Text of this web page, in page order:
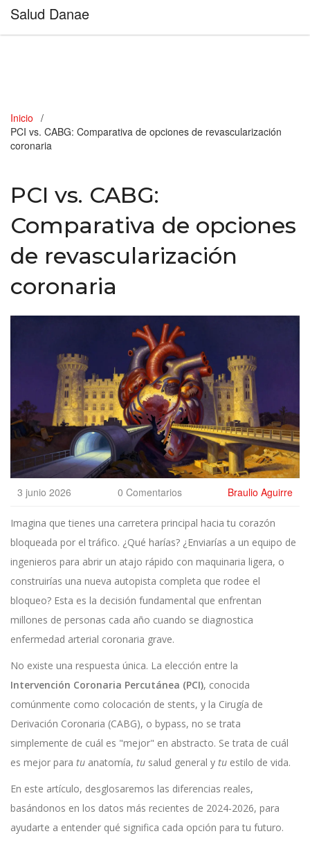
Salud Danae
Inicio
PCI vs. CABG: Comparativa de opciones de revascularización
coronaria
PCI vs. CABG:
Comparativa de opciones
de revascularización
coronaria
3 junio 2026 0 Comentarios Braulio Aguirre
Imagina que tienes una carretera principal hacia tu corazón
bloqueada por el tráfico. ¿Qué harías? ¿Enviarías a un equipo de
ingenieros para abrir un atajo rápido con maquinaria ligera, o
construirías una nueva autopista completa que rodee el
bloqueo? Esta es la decisión fundamental que enfrentan
millones de personas cada año cuando se diagnostica
enfermedad arterial coronaria grave.
No existe una respuesta única. La elección entre la
Intervención Coronaria Percutánea (PCI), conocida
comúnmente como colocación de stents, y la Cirugía de
Derivación Coronaria (CABG), o bypass, no se trata
simplemente de cuál es "mejor" en abstracto. Se trata de cuál
es mejor para tu anatomía, tu salud general y tu estilo de vida.
En este artículo, desglosaremos las diferencias reales,
basándonos en los datos más recientes de 2024-2026, para
ayudarte a entender qué significa cada opción para tu futuro.